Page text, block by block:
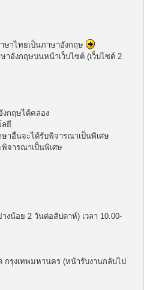
าไทยเป็นภาษาอังกฤษ
าอังกฤษบนหน้าเว็บไซต์ (เว็บไซต์ 2
งกฤษได้คล่อง
ลยี
าอื่นจะได้รับพิจารณาเป็นพิเศษ
พิจารณาเป็นพิเศษ
งน้อย 2 วันต่อสัปดาห์) เวลา 10.00-
รุงเทพมหานคร (หน้ารับงานกลับไป